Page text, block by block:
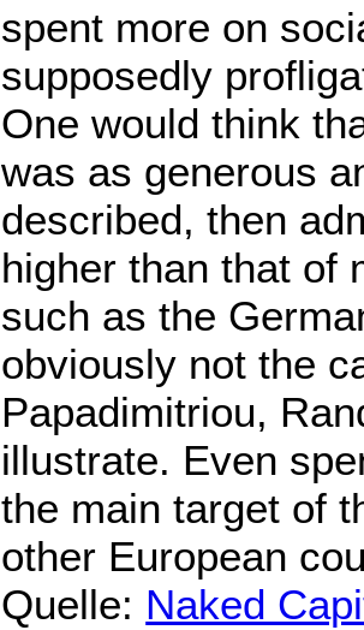
spent more on
supposedly
One would think
was as generous
described, then
higher than that of
such as the
obviously not the
Papadimitriou,
illustrate. Even
the main target of
other European
Quelle: Naked